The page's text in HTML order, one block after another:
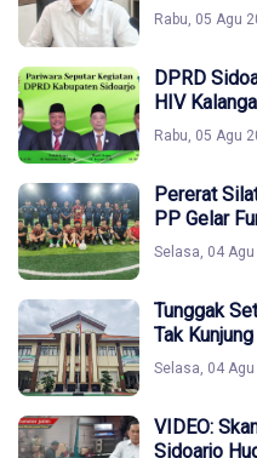
Rabu, 05 Agu
DPRD
HIV
Rabu, 05 Agu
Pererat
PP Gelar
Selasa, 04
Tunggak
Tak
Selasa, 04
VIDEO:
Sidoarjo